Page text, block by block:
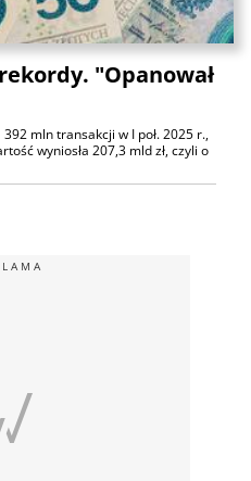
"Opanował
mln transakcji w I poł. 2025 r.,
wyniosła 207,3 mld zł, czyli o